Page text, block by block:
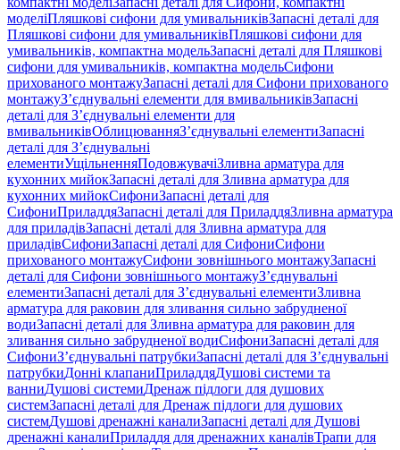
моделіПляшкові сифони для умивальниківЗапасні деталі для
Пляшкові сифони для умивальниківПляшкові сифони для
умивальників, компактна модельЗапасні деталі для Пляшкові
сифони для умивальників, компактна модельСифони
прихованого монтажуЗапасні деталі для Сифони прихованого
монтажуЗ’єднувальні елементи для вмивальниківЗапасні
деталі для З’єднувальні елементи для
вмивальниківОблицюванняЗ’єднувальні елементиЗапасні
деталі для З’єднувальні
елементиУщільненняПодовжувачіЗливна арматура для
кухонних мийокЗапасні деталі для Зливна арматура для
кухонних мийокСифониЗапасні деталі для
СифониПриладдяЗапасні деталі для ПриладдяЗливна арматура
для приладівЗапасні деталі для Зливна арматура для
приладівСифониЗапасні деталі для СифониСифони
прихованого монтажуСифони зовнішнього монтажуЗапасні
деталі для Сифони зовнішнього монтажуЗ’єднувальні
елементиЗапасні деталі для З’єднувальні елементиЗливна
арматура для раковин для зливання сильно забрудненої
водиЗапасні деталі для Зливна арматура для раковин для
зливання сильно забрудненої водиСифониЗапасні деталі для
СифониЗ’єднувальні патрубкиЗапасні деталі для З’єднувальні
патрубкиДонні клапаниПриладдяДушові системи та
ванниДушові системиДренаж підлоги для душових
системЗапасні деталі для Дренаж підлоги для душових
системДушові дренажні каналиЗапасні деталі для Душові
дренажні каналиПриладдя для дренажних каналівТрапи для